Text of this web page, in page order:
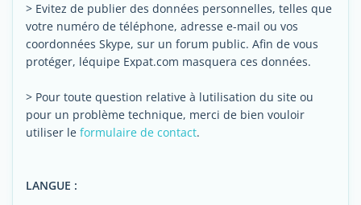
> Evitez de publier des données personnelles, telles que
votre numéro de téléphone, adresse e-mail ou vos
coordonnées Skype, sur un forum public. Afin de vous
protéger, léquipe Expat.com masquera ces données.
> Pour toute question relative à lutilisation du site ou
pour un problème technique, merci de bien vouloir
utiliser le formulaire de contact.
LANGUE :